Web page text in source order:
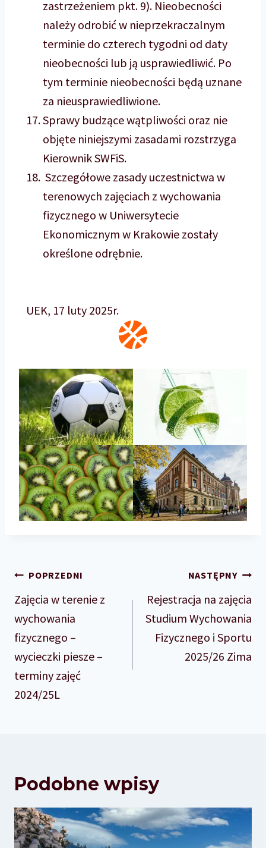
zastrzeżeniem pkt. 9). Nieobecności
należy odrobić w nieprzekraczalnym
terminie do czterech tygodni od daty
nieobecności lub ją usprawiedliwić. Po
tym terminie nieobecności będą uznane
za nieusprawiedliwione.
Sprawy budzące wątpliwości oraz nie
objęte niniejszymi zasadami rozstrzyga
Kierownik SWFiS.
Szczegółowe zasady uczestnictwa w
terenowych zajęciach z wychowania
fizycznego w Uniwersytecie
Ekonomicznym w Krakowie zostały
określone odrębnie.
UEK, 17 luty 2025r.
Nawigacja
wpisu
POPRZEDNI
Zajęcia w terenie z
wychowania
fizycznego –
wycieczki piesze –
terminy zajęć
2024/25L
NASTĘPNY
Rejestracja na zajęcia
Studium Wychowania
Fizycznego i Sportu
2025/26 Zima
Podobne wpisy